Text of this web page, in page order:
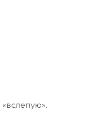
«вслепую».